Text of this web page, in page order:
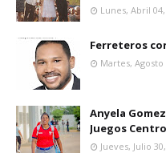
Lunes, Abril 04,
Ferreteros
Martes, Agosto
Anyela
Juegos
Jueves, Julio